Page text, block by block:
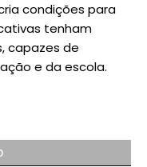
condições para
tenham
capazes de
e da escola.